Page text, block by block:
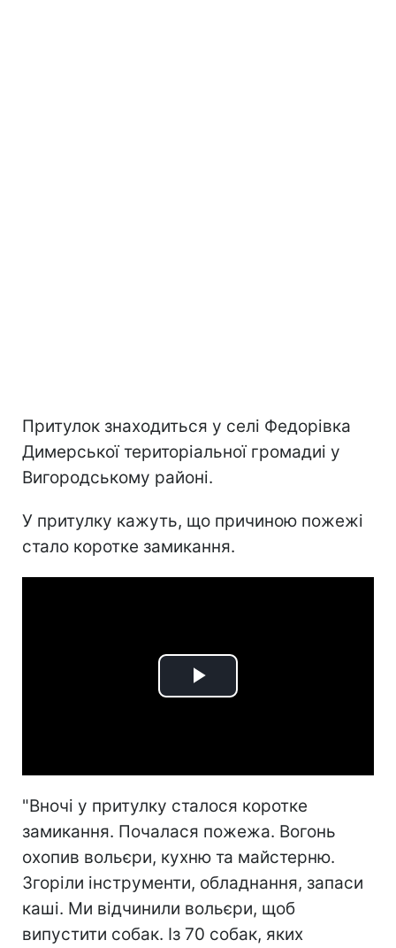
Притулок знаходиться у селі Федорівка
Димерської територіальної громадиі у
Вигородському районі.
У притулку кажуть, що причиною пожежі
стало коротке замикання.
Play
"Вночі у притулку сталося коротке
замикання. Почалася пожежа. Вогонь
охопив вольєри, кухню та майстерню.
Згоріли інструменти, обладнання, запаси
каші. Ми відчинили вольєри, щоб
випустити собак. Із 70 собак, яких